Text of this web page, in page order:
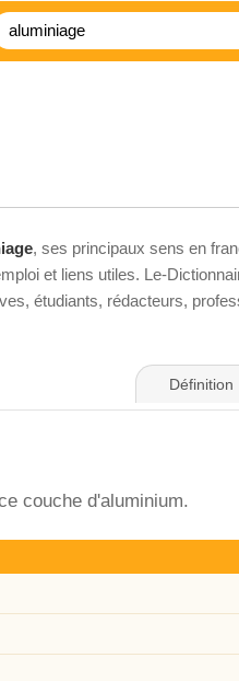
, ses principaux sens en
et liens utiles. Le-
étudiants, rédacteurs,
Définition
couche d'aluminium.